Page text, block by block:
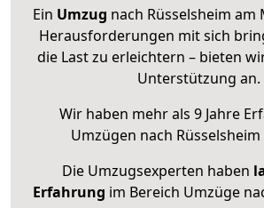
Ein Umzug nach Rüsselsheim am
Herausforderungen mit sich
die Last zu erleichtern – bieten
Unterstützung an.
Wir haben mehr als 9 Jahre
Umzügen nach
Die Umzugsexperten haben
Erfahrung im Bereich Umzüge